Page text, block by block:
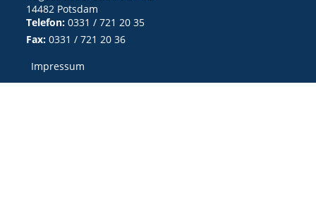
14482 Potsdam
Telefon: 0331 / 721 20 35
Fax: 0331 / 721 20 36
Impressum